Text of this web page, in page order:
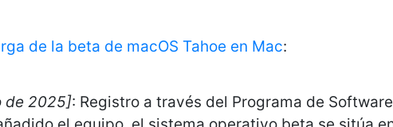
de la beta de macOS Tahoe en Mac:
de 2025]: Registro a través del Programa de Software